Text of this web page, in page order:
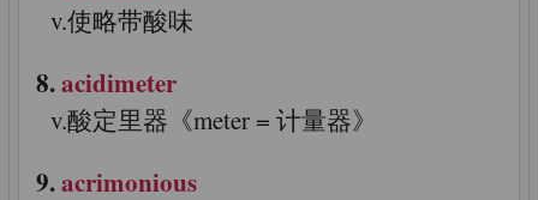
v.使略带酸味
8.acidimeter
v.酸定里器《meter = 计量器》
9.acrimonious